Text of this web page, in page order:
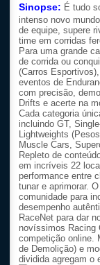
Sinopse: É tudo
intenso novo
de equipe, supere
time em corridas
Para uma grande
de corrida ou
(Carros
eventos de
com precisão,
Drifts e acerte na
Cada categoria
incluindo GT,
Lightweights
Muscle Cars,
Repleto de
em incríveis 22
performance entre
tunar e aprimorar.
comunidade para
desempenho
RaceNet para dar
novíssimos Racing
competição online.
de Demolição) e
dividida agregam o